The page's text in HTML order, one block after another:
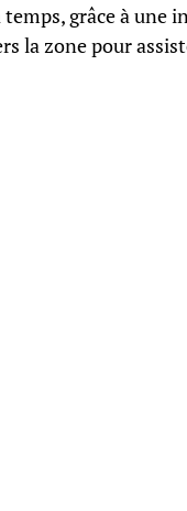
temps, grâce à
la zone pour